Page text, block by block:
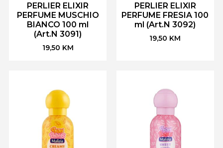
PERLIER ELIXIR
PERFUME MUSCHIO
BIANCO 100 ml
(Art.N 3091)
19,50 KM
PERLIER ELIXIR
PERFUME FRESIA 100
ml (Art.N 3092)
19,50 KM